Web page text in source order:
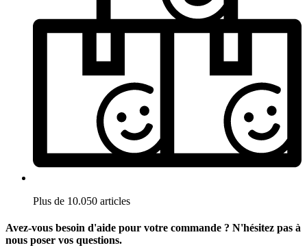
Plus de 10.050 articles
Avez-vous besoin d'aide pour votre commande ? N'hésitez pas à
nous poser vos questions.